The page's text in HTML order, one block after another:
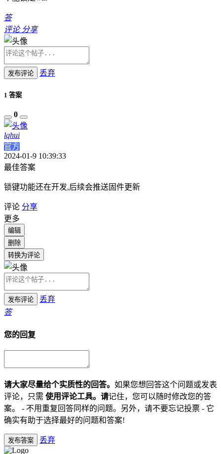
答
评论 分享
发布评论 丢弃
1 答案
0
lqhui
官方
2024-01-9 10:39:33
最佳答案
锁键功能还在开发,后续会推送固件更新
评论 分享
更多
编辑
删除
转换为评论
发布评论
丢弃
答
您的回复
请大家尽量给个实质性的回答。 如果您想回答这个问题或发表
评论，只需 使用评论工具。请记住，您可以随时修改您的答
案。 - 不用重复回答同样的问题。另外，请不要忘记投票 - 它
确实有助于选择最好的问题和答案!
发布答案 丢弃